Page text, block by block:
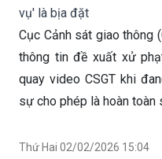
vụ' là bịa đặt
Cục Cảnh sát giao thông
thông tin đề xuất xử
quay video CSGT khi
sự cho phép là hoàn toàn
Thứ Hai 02/02/2026 15:04